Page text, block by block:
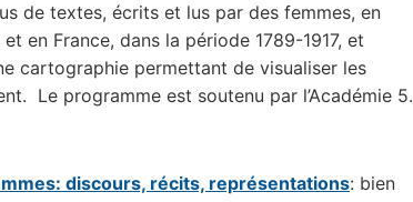
de textes, écrits et lus par des femmes, en
et en France, dans la période 1789-1917, et
cartographie permettant de visualiser les
Le programme est soutenu par l’Académie 5.
discours, récits, représentations: bien